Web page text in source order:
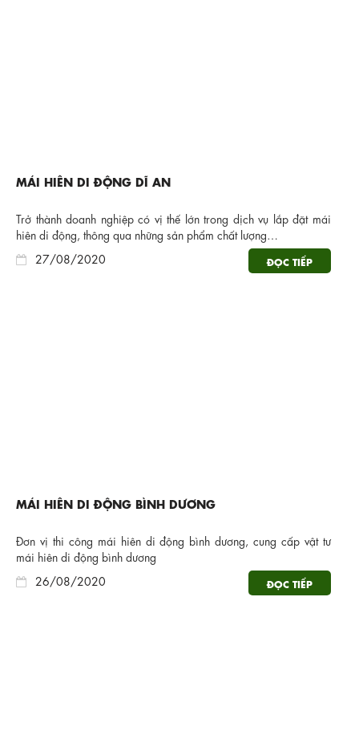
MÁI HIÊN DI ĐỘNG DĨ AN
Trở thành doanh nghiệp có vị thế lớn trong dịch vụ lắp đặt mái
hiên di động, thông qua những sản phẩm chất lượng…
27/08/2020
ĐỌC TIẾP
MÁI HIÊN DI ĐỘNG BÌNH DƯƠNG
Đơn vị thi công mái hiên di động bình dương, cung cấp vật tư
mái hiên di động bình dương
26/08/2020
ĐỌC TIẾP